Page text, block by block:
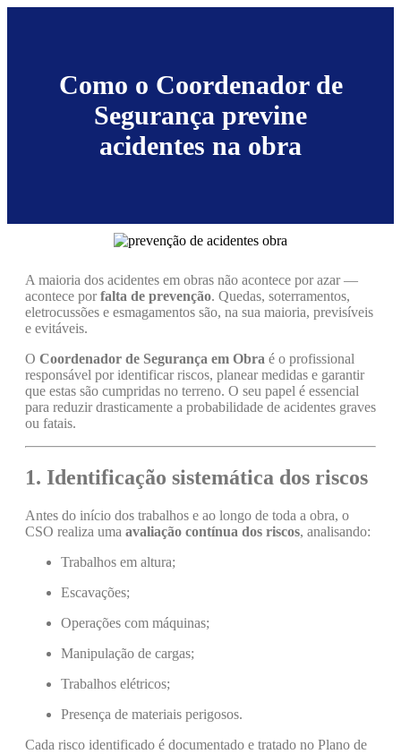
Como o Coordenador de
Segurança previne
acidentes na obra
A maioria dos acidentes em obras não acontece por azar —
acontece porfalta de prevenção. Quedas, soterramentos,
eletrocussões e esmagamentos são, na sua maioria, previsíveis
e evitáveis.
O Coordenador de Segurança em Obra é o profissional
responsável por identificar riscos, planear medidas e garantir
que estas são cumpridas no terreno. O seu papel é essencial
para reduzir drasticamente a probabilidade de acidentes graves
ou fatais.
1. Identificação sistemática dos riscos
Antes do início dos trabalhos e ao longo de toda a obra, o
CSO realiza uma avaliação contínua dos riscos, analisando:
Trabalhos em altura;
Escavações;
Operações com máquinas;
Manipulação de cargas;
Trabalhos elétricos;
Presença de materiais perigosos.
Cada risco identificado é documentado e tratado no Plano de